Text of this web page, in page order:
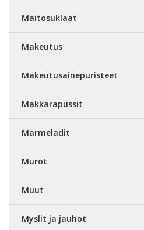
Maitosuklaat
Makeutus
Makeutusainepuristeet
Makkarapussit
Marmeladit
Murot
Muut
Myslit ja jauhot